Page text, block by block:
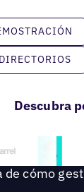
Descubra
de cómo